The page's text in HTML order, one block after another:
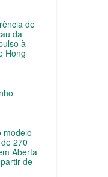
de
da
à
Hong
modelo
270
Aberta
de